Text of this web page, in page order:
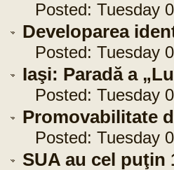
Posted: Tuesday
Developarea
Posted: Tuesday
Iaşi: Paradă a
Posted: Tuesday
Promovabilitate
Posted: Tuesday
SUA au cel puţin